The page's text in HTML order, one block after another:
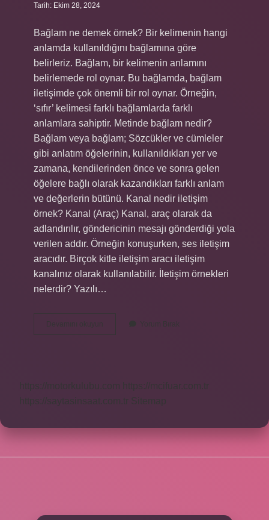
Tarih: Ekim 28, 2024
Bağlam ne demek örnek? Bir kelimenin hangi
anlamda kullanıldığını bağlamına göre
belirleriz. Bağlam, bir kelimenin anlamını
belirlemede rol oynar. Bu bağlamda, bağlam
iletişimde çok önemli bir rol oynar. Örneğin,
‘sıfır’ kelimesi farklı bağlamlarda farklı
anlamlara sahiptir. Metinde bağlam nedir?
Bağlam veya bağlam; Sözcükler ve cümleler
gibi anlatım öğelerinin, kullanıldıkları yer ve
zamana, kendilerinden önce ve sonra gelen
öğelere bağlı olarak kazandıkları farklı anlam
ve değerlerin bütünü. Kanal nedir iletişim
örnek? Kanal (Araç) Kanal, araç olarak da
adlandırılır, göndericinin mesajı gönderdiği yola
verilen addır. Örneğin konuşurken, ses iletişim
aracıdır. Birçok kitle iletişim aracı iletişim
kanalınız olarak kullanılabilir. İletişim örnekleri
nelerdir? Yazılı…
Devamını okuyun
Nedir
Yorum Bırak
https://motorkulubu.com
https://mcifuar.com.tr
https://saytasinsaat.com.tr
Sitemap